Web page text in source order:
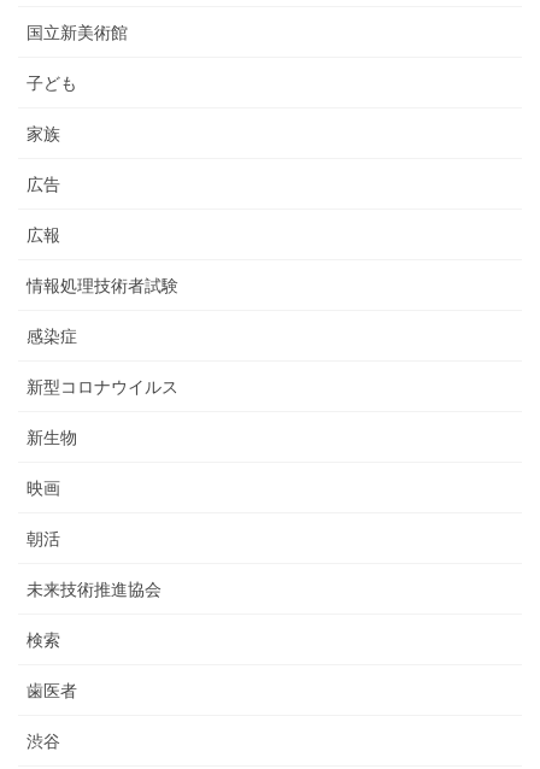
国立新美術館
子ども
家族
広告
広報
情報処理技術者試験
感染症
新型コロナウイルス
新生物
映画
朝活
未来技術推進協会
検索
歯医者
渋谷